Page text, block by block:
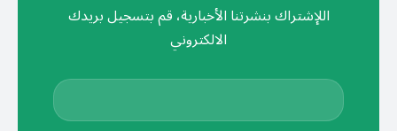
اللإشتراك بنشرتنا الأخبارية، قم بتسجيل بريدك
الالكتروني